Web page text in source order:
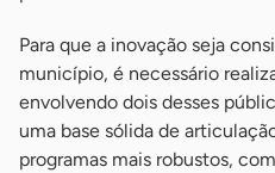
Para que a inovação seja
município, é necessário
envolvendo dois desses
uma base sólida de
programas mais robustos,